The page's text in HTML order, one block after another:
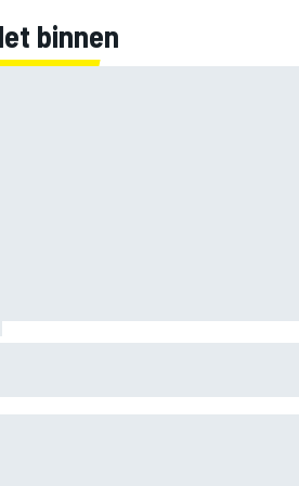
binnen